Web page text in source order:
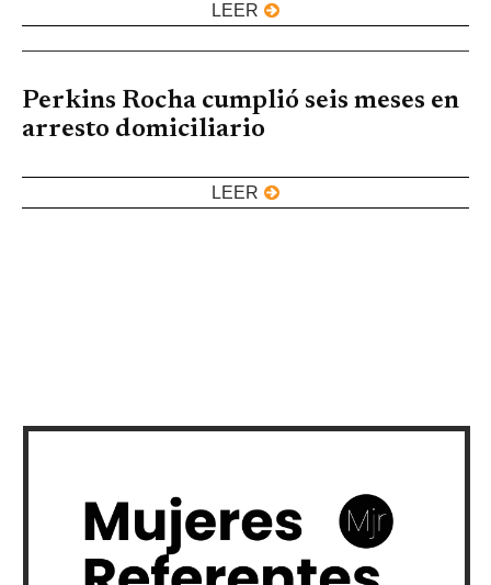
LEER
Perkins Rocha cumplió seis meses en
arresto domiciliario
LEER